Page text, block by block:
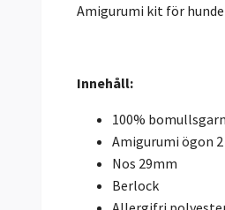
Amigurumi kit för
Innehåll:
100% bomullsgarn
Amigurumi ögon 2
Nos 29mm
Berlock